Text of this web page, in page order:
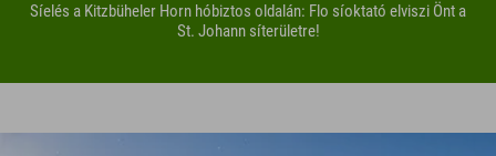
Síelés a Kitzbüheler Horn hóbiztos oldalán: Flo síoktató elviszi Önt a
St. Johann síterületre!